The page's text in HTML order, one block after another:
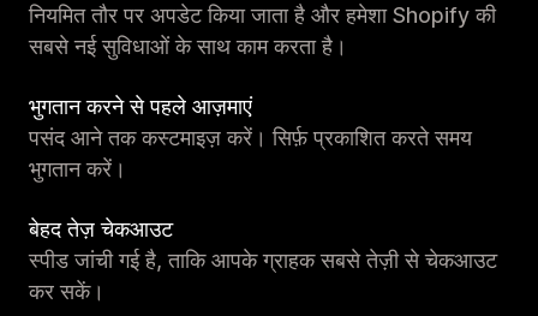
नियमित तौर पर अपडेट किया जाता है और हमेशा Shopify की
सबसे नई सुविधाओं के साथ काम करता है।
भुगतान करने से पहले आज़माएं
पसंद आने तक कस्टमाइज़ करें। सिर्फ़ प्रकाशित करते समय
भुगतान करें।
बेहद तेज़ चेकआउट
स्पीड जांची गई है, ताकि आपके ग्राहक सबसे तेज़ी से चेकआउट
कर सकें।